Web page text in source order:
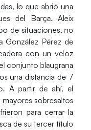
lo que abrió una
del Barça.Aleix
de situaciones, no
González Pérez de
con un veloz
conjunto blaugrana
una distancia de 7
A partir de ahí, el
sobresaltos
para cerrar la
de su tercer título